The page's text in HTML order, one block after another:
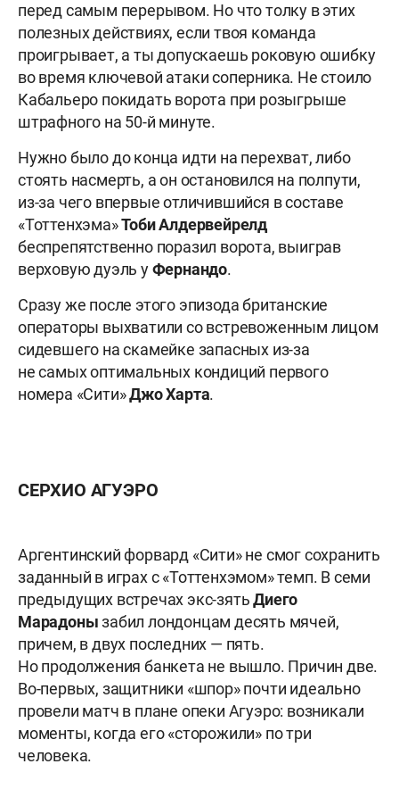
перед самым перерывом. Но что толку в этих
полезных действиях, если твоя команда
проигрывает, а ты допускаешь роковую ошибку
во время ключевой атаки соперника. Не стоило
Кабальеро покидать ворота при розыгрыше
штрафного на 50-й минуте.
Нужно было до конца идти на перехват, либо
стоять насмерть, а он остановился на полпути,
из-за чего впервые отличившийся в составе
«Тоттенхэма»Тоби Алдервейрелд
беспрепятственно поразил ворота, выиграв
верховую дуэль уФернандо.
Сразу же после этого эпизода британские
операторы выхватили со встревоженным лицом
сидевшего на скамейке запасных из-за
не самых оптимальных кондиций первого
номера «Сити»Джо Харта.
СЕРХИО АГУЭРО
Аргентинский форвард «Сити» не смог сохранить
заданный в играх с «Тоттенхэмом» темп. В семи
предыдущих встречах экс-зятьДиего
Марадонызабил лондонцам десять мячей,
причем, в двух последних — пять.
Но продолжения банкета не вышло. Причин две.
Во-первых, защитники «шпор» почти идеально
провели матч в плане опеки Агуэро: возникали
моменты, когда его «сторожили» по три
человека.